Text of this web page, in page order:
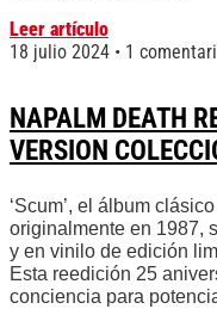
Leer artículo
18 julio 2024
1
NAPALM DEATH
VERSION
‘Scum’, el álbum
originalmente en 1987,
y en vinilo de edición
Esta reedición 25
conciencia para